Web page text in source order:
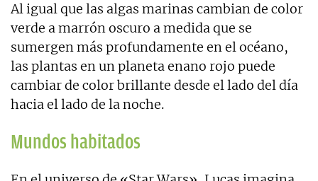
Al igual que las algas marinas cambian de color
verde a marrón oscuro a medida que se
sumergen más profundamente en el océano,
las plantas en un planeta enano rojo puede
cambiar de color brillante desde el lado del día
hacia el lado de la noche.
Mundos habitados